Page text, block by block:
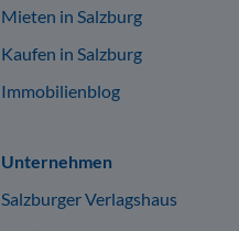
Mieten in Salzburg
Kaufen in Salzburg
Immobilienblog
Unternehmen
Salzburger Verlagshaus